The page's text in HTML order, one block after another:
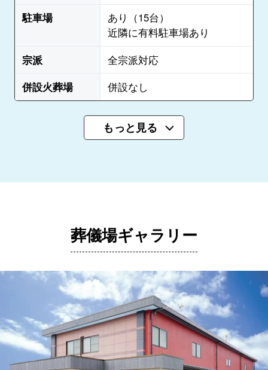
駐車場
あり（15台）
近隣に有料駐車場あり
宗派
全宗派対応
併設火葬場
併設なし
もっと見る
葬儀場ギャラリー